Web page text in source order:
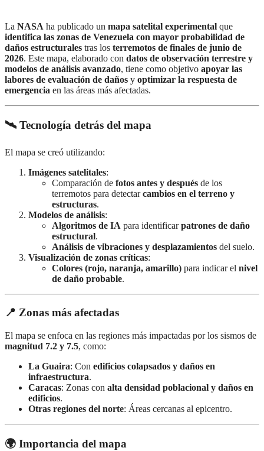
La NASA ha publicado un mapa satelital experimental que
identifica las zonas de Venezuela con mayor probabilidad de
daños estructurales tras los terremotos de finales de junio de
2026. Este mapa, elaborado con datos de observación terrestre y
modelos de análisis avanzado, tiene como objetivo apoyar las
labores de evaluación de daños y optimizar la respuesta de
emergencia en las áreas más afectadas.
🛰️ Tecnología detrás del mapa
El mapa se creó utilizando:
Imágenes satelitales:
Comparación de fotos antes y después de los
terremotos para detectarcambios en el terreno y
estructuras.
Modelos de análisis:
Algoritmos de IA para identificarpatrones de daño
estructural.
Análisis de vibraciones y desplazamientos del suelo.
Visualización de zonas críticas:
Colores (rojo, naranja, amarillo) para indicar el nivel
de daño probable.
📍 Zonas más afectadas
El mapa se enfoca en las regiones más impactadas por los sismos de
magnitud 7.2 y 7.5, como:
La Guaira: Con edificios colapsados y daños en
infraestructura.
Caracas: Zonas con alta densidad poblacional y daños en
edificios.
Otras regiones del norte: Áreas cercanas al epicentro.
🌍 Importancia del mapa